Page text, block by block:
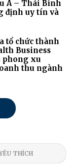
Á – Thái Bình
định uy tín và
tổ chức thành
Business
phong xu
thu ngành
THÍCH